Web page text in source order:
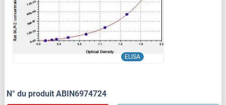
ELISA
N° du produit ABIN6974724